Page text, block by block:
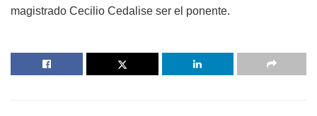
magistrado Cecilio Cedalise ser el ponente.